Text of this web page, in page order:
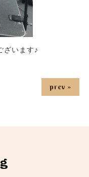
ざいます♪
prev »